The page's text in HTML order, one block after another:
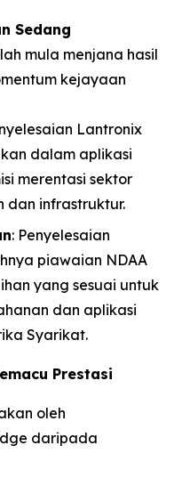
Sedang
mula menjana hasil
kejayaan
Lantronix
dalam aplikasi
merentasi sektor
dan infrastruktur.
: Penyelesaian
piawaian NDAA
yang sesuai untuk
dan aplikasi
Syarikat.
Prestasi
oleh
daripada